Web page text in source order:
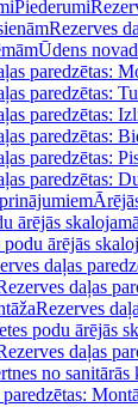
Piederumi
Rezerves
Ūdens
paredzētas:
paredzētas:
paredzētas:
paredzētas:
paredzētas:
paredzētas:
ārējās
podu ārējās
daļas
daļas
Rezerves
podu ārējās
daļas
no sanitārās